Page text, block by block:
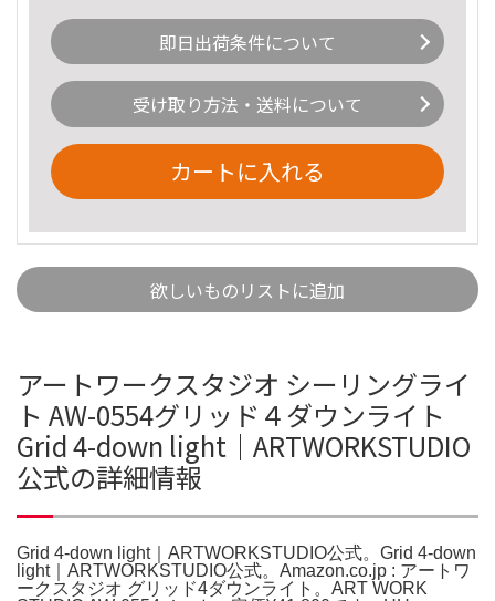
即日出荷条件について
受け取り方法・送料について
カートに入れる
欲しいものリストに追加
アートワークスタジオ シーリングライ
ト AW-0554グリッド４ダウンライト
Grid 4-down light｜ARTWORKSTUDIO
公式の詳細情報
Grid 4-down light｜ARTWORKSTUDIO公式。Grid 4-down
light｜ARTWORKSTUDIO公式。Amazon.co.jp : アートワ
ークスタジオ グリッド4ダウンライト。ART WORK